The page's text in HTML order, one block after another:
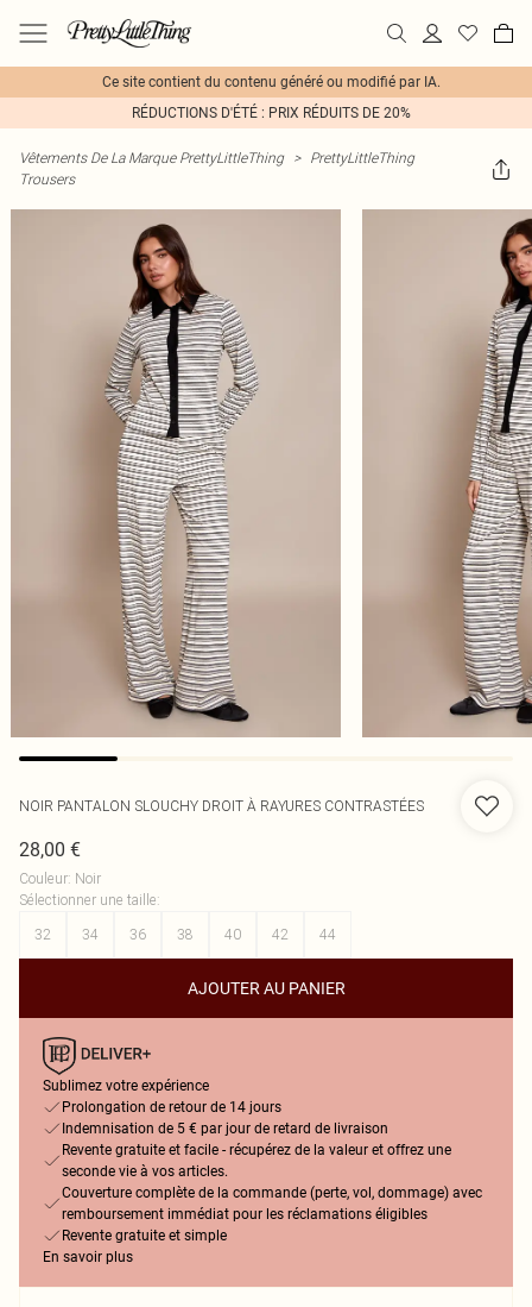
Ce site contient du contenu généré ou modifié par IA.
RÉDUCTIONS D'ÉTÉ : PRIX RÉDUITS DE 20%
Vêtements De La Marque PrettyLittleThing > PrettyLittleThing
Trousers
NOIR PANTALON SLOUCHY DROIT À RAYURES CONTRASTÉES
28,00 €
Couleur: Noir
Sélectionner une taille:
32
34 36 38 40 42 44
AJOUTER AU PANIER
Sublimez votre expérience
Prolongation de retour de 14 jours
Indemnisation de 5 € par jour de retard de livraison
Revente gratuite et facile - récupérez de la valeur et offrez une
seconde vie à vos articles.
Couverture complète de la commande (perte, vol, dommage) avec
remboursement immédiat pour les réclamations éligibles
Revente gratuite et simple
En savoir plus